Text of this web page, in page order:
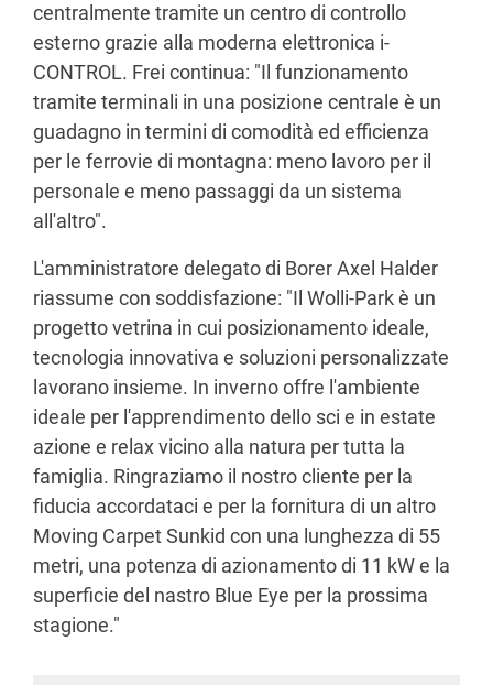
centralmente tramite un centro di controllo
esterno grazie alla moderna elettronica i-
CONTROL. Frei continua: "Il funzionamento
tramite terminali in una posizione centrale è un
guadagno in termini di comodità ed efficienza
per le ferrovie di montagna: meno lavoro per il
personale e meno passaggi da un sistema
all'altro".
L'amministratore delegato di Borer Axel Halder
riassume con soddisfazione: "Il Wolli-Park è un
progetto vetrina in cui posizionamento ideale,
tecnologia innovativa e soluzioni personalizzate
lavorano insieme. In inverno offre l'ambiente
ideale per l'apprendimento dello sci e in estate
azione e relax vicino alla natura per tutta la
famiglia. Ringraziamo il nostro cliente per la
fiducia accordataci e per la fornitura di un altro
Moving Carpet Sunkid con una lunghezza di 55
metri, una potenza di azionamento di 11 kW e la
superficie del nastro Blue Eye per la prossima
stagione."